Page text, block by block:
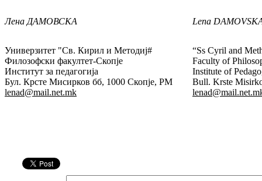
Лена ДАМОВСКА Lena
Универзитет "Св. Кирил и Методиј#
Филозофски факултет-Скопје
Институт за педагогија
Бул. Крсте Мисирков бб, 1000 Скопје, РМ
lenad@mail.net.mk
“Ss Cyril and
Faculty of
Institute of
Bull. Krste